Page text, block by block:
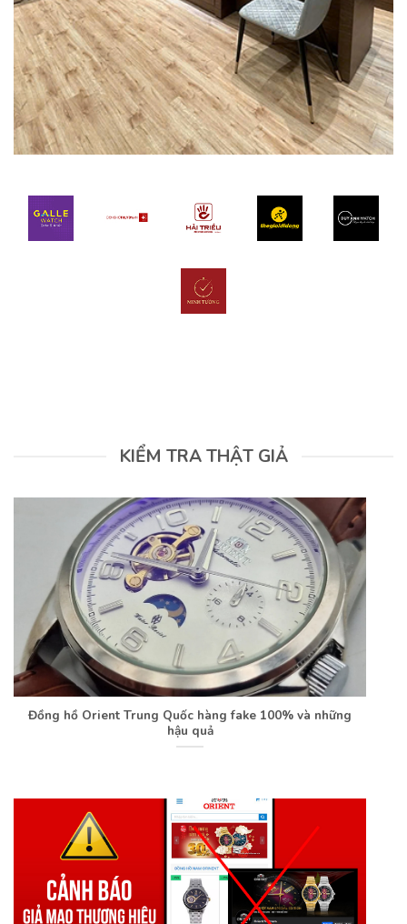
KIỂM TRA THẬT GIẢ
Đồng hồ Orient Trung Quốc hàng fake 100% và những
hậu quả